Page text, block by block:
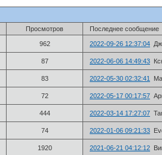
Просмотров Последнее сообщение
962 2022-09-26 12:37:04
87 2022-06-06 14:49:43
83 2022-05-30 02:32:41
72 2022-05-17 00:17:57
444 2022-03-14 17:27:07
74 2022-01-06 09:21:33
1920 2021-06-21 04:12:12